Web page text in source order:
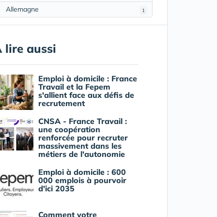
1
Allemagne
lire aussi
Emploi à domicile : France
Travail et la Fepem
s'allient face aux défis de
recrutement
CNSA - France Travail :
une coopération
renforcée pour recruter
massivement dans les
métiers de l'autonomie
Emploi à domicile : 600
000 emplois à pourvoir
d'ici 2035
Comment votre